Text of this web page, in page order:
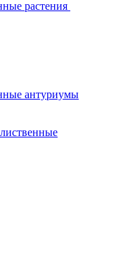
растения
антуриумы